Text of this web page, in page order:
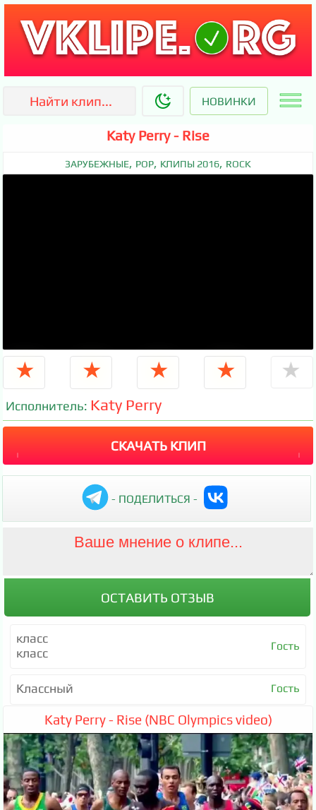
НОВИНКИ
Katy Perry - Rise
ЗАРУБЕЖНЫЕ, POP, КЛИПЫ 2016, ROCK
★ ★ ★ ★ ★
Исполнитель: Katy Perry
СКАЧАТЬ КЛИП
- ПОДЕЛИТЬСЯ -
класс
класс
Гость
Классный Гость
Katy Perry - Rise (NBC Olympics video)